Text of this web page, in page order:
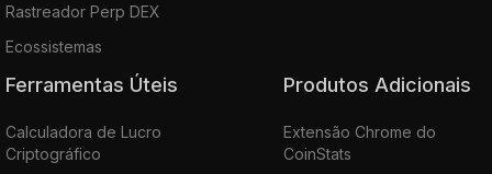
Rastreador Perp DEX
Ecossistemas
Ferramentas Úteis
Calculadora de Lucro
Criptográfico
Produtos Adicionais
Extensão Chrome do
CoinStats